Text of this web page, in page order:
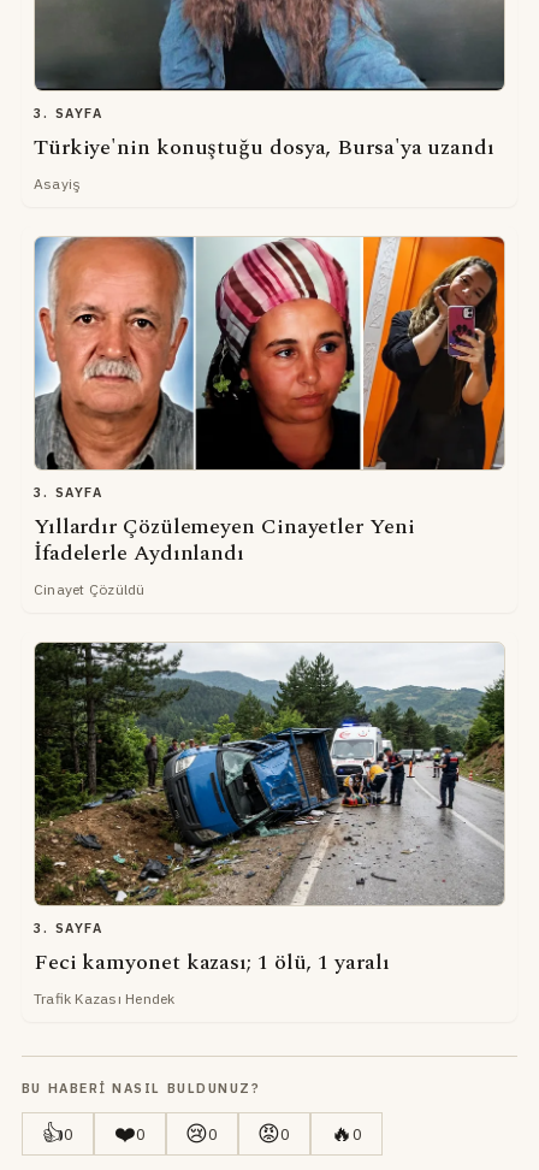
3. SAYFA
Türkiye'nin konuştuğu dosya, Bursa'ya uzandı
Asayiş
3. SAYFA
Yıllardır Çözülemeyen Cinayetler Yeni
İfadelerle Aydınlandı
Cinayet Çözüldü
3. SAYFA
Feci kamyonet kazası; 1 ölü, 1 yaralı
Trafik Kazası Hendek
BU HABERI NASIL BULDUNUZ?
👍0 ❤️0 😢0 😡0 🔥0